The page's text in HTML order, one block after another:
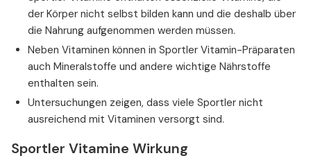
der Körper nicht selbst bilden kann und die deshalb über
die Nahrung aufgenommen werden müssen.
Neben Vitaminen können in Sportler Vitamin-Präparaten
auch Mineralstoffe und andere wichtige Nährstoffe
enthalten sein.
Untersuchungen zeigen, dass viele Sportler nicht
ausreichend mit Vitaminen versorgt sind.
Sportler Vitamine Wirkung